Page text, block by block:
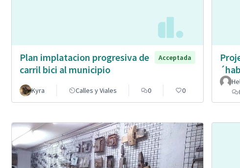
Plan implatacion progresiva de
carril bici al municipio
Acceptada
Kyra Calles y Viales 0 0